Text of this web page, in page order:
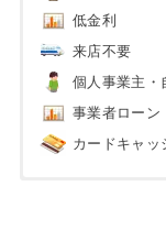
低金利
来店不要
個人事業主・
事業者ローン
カードキャッ